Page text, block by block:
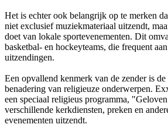
Het is echter ook belangrijk op te merken
niet exclusief muziekmateriaal uitzendt,
doet van lokale sportevenementen. Dit
basketbal- en hockeyteams, die frequent
uitzendingen.
Een opvallend kenmerk van de zender is
benadering van religieuze onderwerpen.
een speciaal religieus programma,
verschillende kerkdiensten, preken en
evenementen uitzendt.